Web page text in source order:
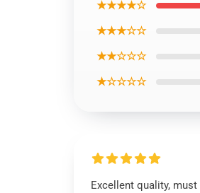
★★★★☆
★★★☆☆
★★☆☆☆
★☆☆☆☆
Excellent quality,